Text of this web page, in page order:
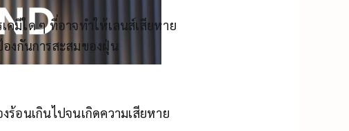
คมีใด ๆ ที่อาจทำให้เลนส์เสียหาย
งกันการสะสมของฝุ่น
อนเกินไปจนเกิดความเสียหาย